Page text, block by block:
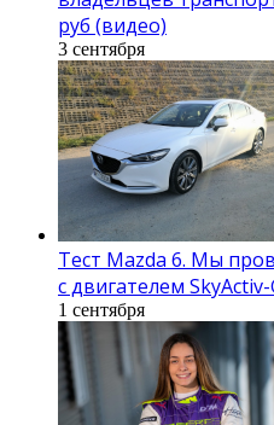
руб (видео)
3 сентября
Тест Mazda 6. Мы
с двигателем
1 сентября